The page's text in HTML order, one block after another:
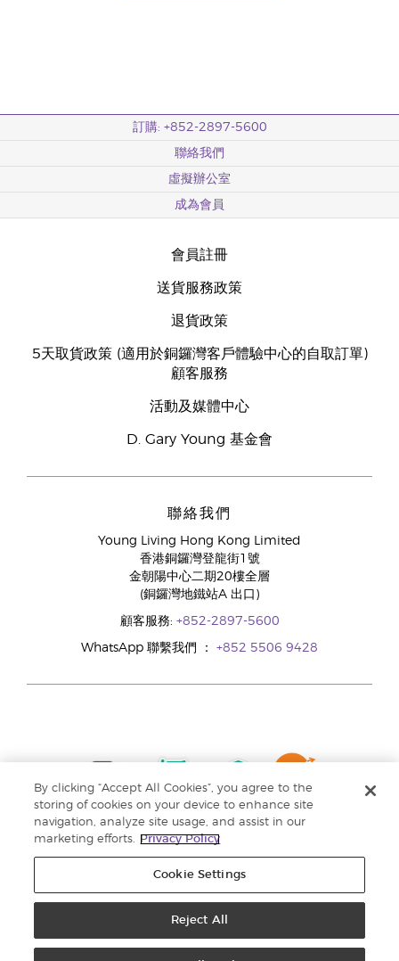
訂購: +852-2897-5600
聯絡我們
虛擬辦公室
成為會員
會員註冊
送貨服務政策
退貨政策
5天取貨政策 (適用於銅鑼灣客戶體驗中心的自取訂單)
顧客服務
活動及媒體中心
D. Gary Young 基金會
聯絡我們
Young Living Hong Kong Limited
香港銅鑼灣登龍街1號
金朝陽中心二期20樓全層
(銅鑼灣地鐵站A 出口)
顧客服務: +852-2897-5600
WhatsApp 聯繫我們 ： +852 5506 9428
By clicking “Accept All Cookies”, you agree to the
storing of cookies on your device to enhance site
navigation, analyze site usage, and assist in our
marketing efforts.
Privacy Policy
Cookie Settings
Reject All